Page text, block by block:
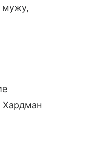
мужу,
Хардман